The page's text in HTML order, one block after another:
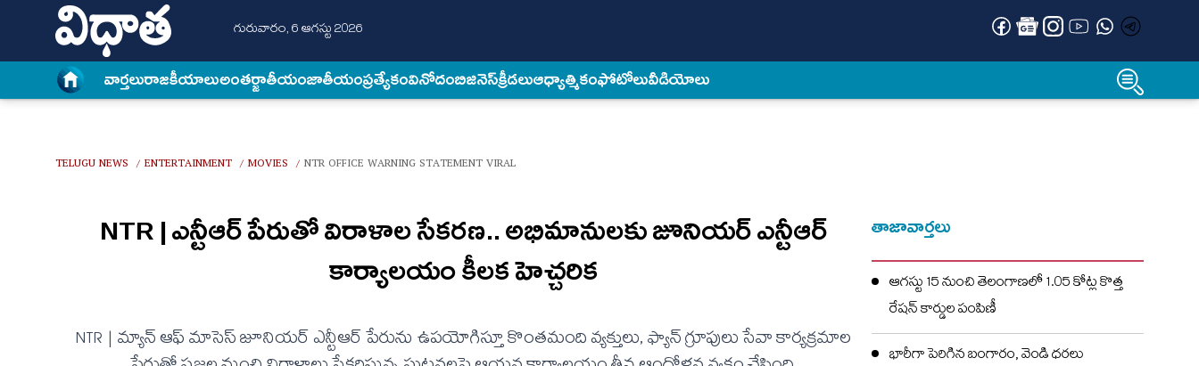
గురువారం, 6 ఆగస్టు 2026
వార్త‌లురాజకీయాలుఅంత‌ర్జాతీయంజాతీయంప్రత్యేకంవినోదంబిజినెస్క్రీడలుఆధ్యాత్మికంఫోటోలువీడియోలు
TELUGU NEWS / ENTERTAINMENT / MOVIES / NTR OFFICE WARNING STATEMENT VIRAL
NTR | ఎన్టీఆర్ పేరుతో విరాళాల సేకరణ.. అభిమానులకు జూనియర్ ఎన్టీఆర్
కార్యాలయం కీలక హెచ్చరిక
NTR | మ్యాన్ ఆఫ్ మాసెస్ జూనియ‌ర్ ఎన్టీఆర్ పేరును ఉపయోగిస్తూ కొంతమంది వ్యక్తులు, ఫ్యాన్ గ్రూపులు సేవా కార్యక్రమాల
తాజావార్తలు
ఆగస్టు 15 నుంచి తెలంగాణలో 1.05 కోట్ల కొత్త
రేషన్ కార్డుల పంపిణీ
భారీగా పెరిగిన బంగారం, వెండి ధరలు